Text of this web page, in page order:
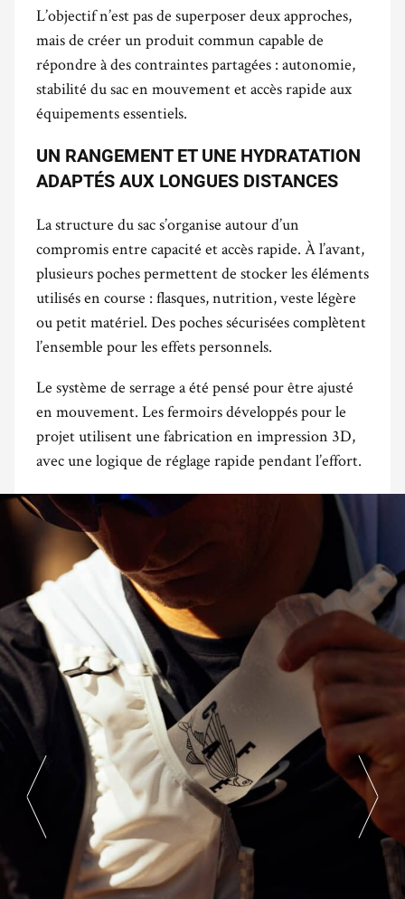
L’objectif n’est pas de superposer deux approches,
mais de créer un produit commun capable de
répondre à des contraintes partagées : autonomie,
stabilité du sac en mouvement et accès rapide aux
équipements essentiels.
UN RANGEMENT ET UNE HYDRATATION
ADAPTÉS AUX LONGUES DISTANCES
La structure du sac s’organise autour d’un
compromis entre capacité et accès rapide. À l’avant,
plusieurs poches permettent de stocker les éléments
utilisés en course : flasques, nutrition, veste légère
ou petit matériel. Des poches sécurisées complètent
l’ensemble pour les effets personnels.
Le système de serrage a été pensé pour être ajusté
en mouvement. Les fermoirs développés pour le
projet utilisent une fabrication en impression 3D,
avec une logique de réglage rapide pendant l’effort.